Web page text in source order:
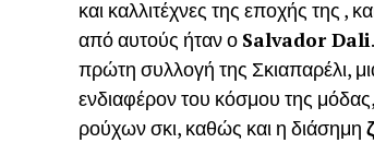
και καλλιτέχνες της εποχής της ,
από αυτούς ήταν ο SalvadorDali
πρώτη συλλογή της Σκιαπαρέλι,
ενδιαφέρον του κόσμου της
ρούχων σκι, καθώς και η διάσημη